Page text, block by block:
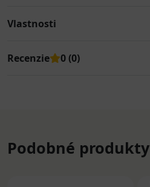
Vlastnosti
Recenzie 0 (0)
Podobné produkty